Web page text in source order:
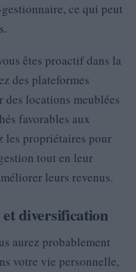
ce qui peut
êtes proactif dans la
des plateformes
locations meublées
favorables aux
les propriétaires pour
tout en leur
leurs revenus.
et diversification
aurez probablement
votre vie personnelle,